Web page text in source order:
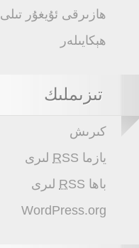
ھازىرقى ئۇيغۇر تىلى
ھېكايىلەر
تىزىملىك
كىرىش
يازما RSS لىرى
باھا RSS لىرى
WordPress.org